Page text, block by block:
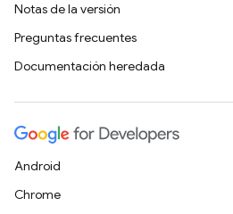
Notas de la versión
Preguntas frecuentes
Documentación heredada
Android
Chrome